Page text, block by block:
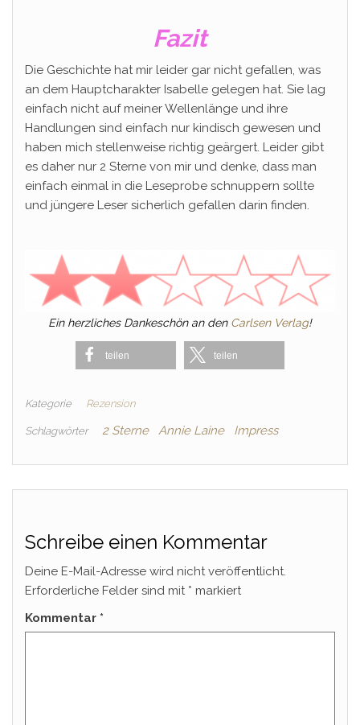
Fazit
Die Geschichte hat mir leider gar nicht gefallen, was
an dem Hauptcharakter Isabelle gelegen hat. Sie lag
einfach nicht auf meiner Wellenlänge und ihre
Handlungen sind einfach nur kindisch gewesen und
haben mich stellenweise richtig geärgert. Leider gibt
es daher nur 2 Sterne von mir und denke, dass man
einfach einmal in die Leseprobe schnuppern sollte
und jüngere Leser sicherlich gefallen darin finden.
Ein herzliches Dankeschön an denCarlsen Verlag!
teilen teilen
Kategorie Rezension
Schlagwörter 2 Sterne Annie Laine Impress
Schreibe einen Kommentar
Deine E-Mail-Adresse wird nicht veröffentlicht.
Erforderliche Felder sind mit * markiert
Kommentar *